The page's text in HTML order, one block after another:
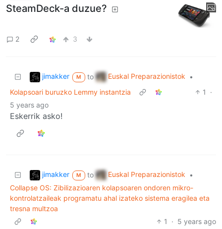
SteamDeck-a duzue?
2 3
jimakker M to Euskal Preparazionistok
•
Kolapsoari buruzko Lemmy instantzia
1
·
5 years ago
Eskerrik asko!
jimakker M to Euskal Preparazionistok
•
Collapse OS: Zibilizazioaren kolapsoaren ondoren mikro-
kontrolatzaileak programatu ahal izateko sistema eragilea eta
tresna multzoa
1
· 5 years ago